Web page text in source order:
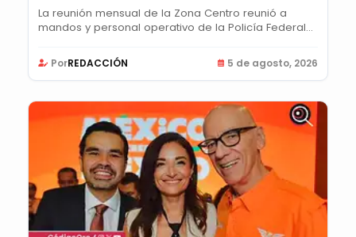
La reunión mensual de la Zona Centro reunió a
mandos y personal operativo de la Policía Federal...
PorREDACCIÓN 5 de agosto, 2026